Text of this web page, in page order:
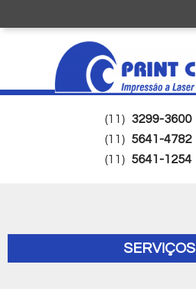
(11) 3299-3600
(11) 5641-4782
(11) 5641-1254
SERVIÇOS